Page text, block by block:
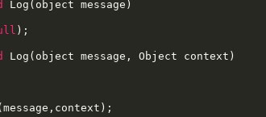
Log(object message)
);
Log(object message, Object context)